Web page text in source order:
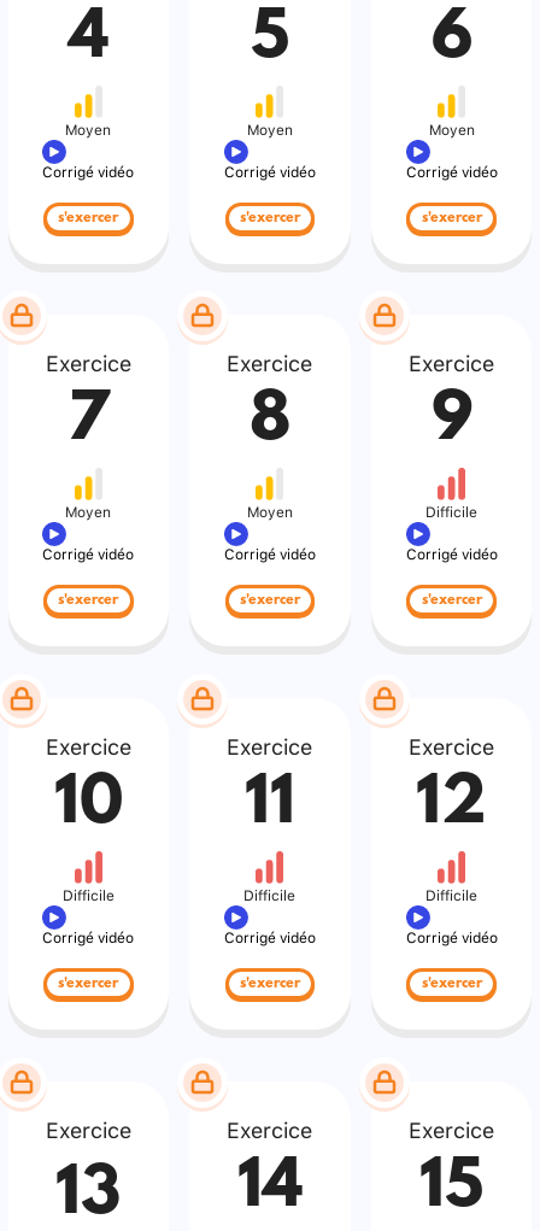
4
Moyen
Corrigé vidéo
s'exercer
5
Moyen
Corrigé vidéo
s'exercer
6
Moyen
Corrigé vidéo
s'exercer
Exercice
7
Moyen
Corrigé vidéo
s'exercer
Exercice
8
Moyen
Corrigé vidéo
s'exercer
Exercice
9
Difficile
Corrigé vidéo
s'exercer
Exercice
10
Difficile
Corrigé vidéo
s'exercer
Exercice
11
Difficile
Corrigé vidéo
s'exercer
Exercice
12
Difficile
Corrigé vidéo
s'exercer
Exercice
13
Exercice
14
Exercice
15